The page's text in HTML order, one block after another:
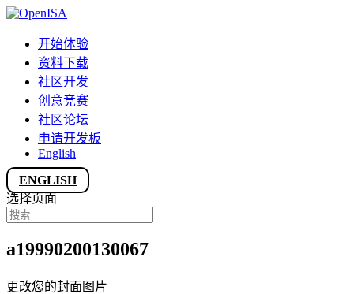
开始体验
资料下载
社区开发
创意竞赛
社区论坛
申请开发板
English
ENGLISH
选择页面
a19990200130067
更改您的封面图片